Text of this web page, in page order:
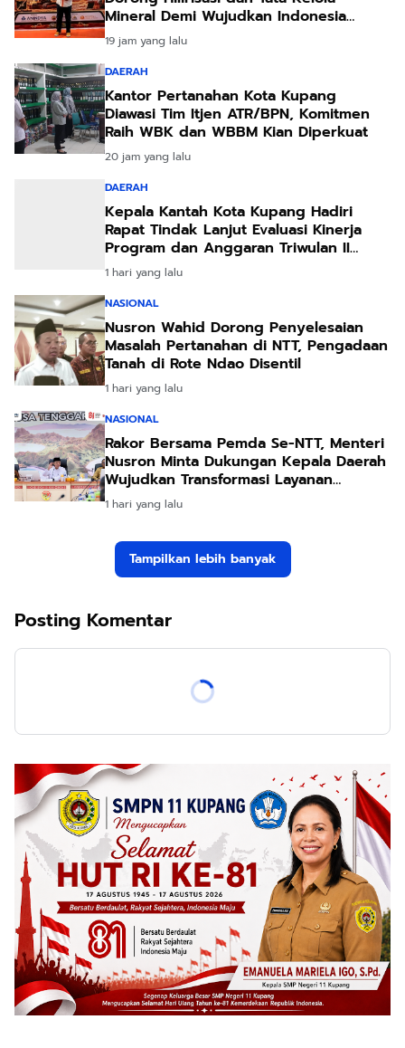
Mineral Demi Wujudkan Indonesia
Negara Adi Daya
19 jam yang lalu
DAERAH
Kantor Pertanahan Kota Kupang
Diawasi Tim Itjen ATR/BPN, Komitmen
Raih WBK dan WBBM Kian Diperkuat
20 jam yang lalu
DAERAH
Kepala Kantah Kota Kupang Hadiri
Rapat Tindak Lanjut Evaluasi Kinerja
Program dan Anggaran Triwulan II
Tahun 2026
1 hari yang lalu
NASIONAL
Nusron Wahid Dorong Penyelesaian
Masalah Pertanahan di NTT, Pengadaan
Tanah di Rote Ndao Disentil
1 hari yang lalu
NASIONAL
Rakor Bersama Pemda Se-NTT, Menteri
Nusron Minta Dukungan Kepala Daerah
Wujudkan Transformasi Layanan
Pertanahan
1 hari yang lalu
Tampilkan lebih banyak
Posting Komentar